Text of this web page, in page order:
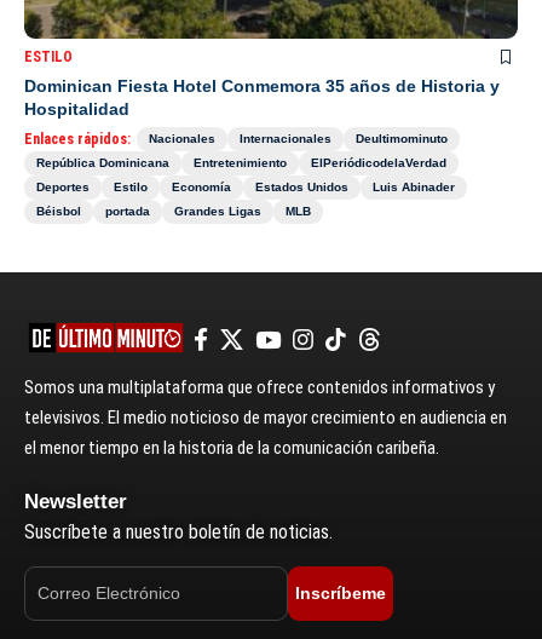
ESTILO
Dominican Fiesta Hotel Conmemora 35 años de Historia y
Hospitalidad
Enlaces rápidos: Nacionales Internacionales
Deultimominuto
República Dominicana
Entretenimiento
ElPeriódicodelaVerdad
Deportes
Estilo Economía Estados Unidos
Luis Abinader
Béisbol
portada Grandes Ligas MLB
Somos una multiplataforma que ofrece contenidos informativos y
televisivos. El medio noticioso de mayor crecimiento en audiencia en
el menor tiempo en la historia de la comunicación caribeña.
Newsletter
Suscríbete a nuestro boletín de noticias.
Inscríbeme